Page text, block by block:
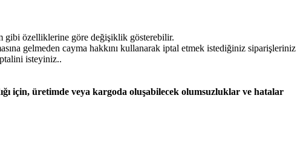
gibi özelliklerine göre değişiklik gösterebilir.
gelmeden cayma hakkını kullanarak iptal etmek istediğiniz siparişleriniz
isteyiniz..
için, üretimde veya kargoda oluşabilecek olumsuzluklar ve hatalar